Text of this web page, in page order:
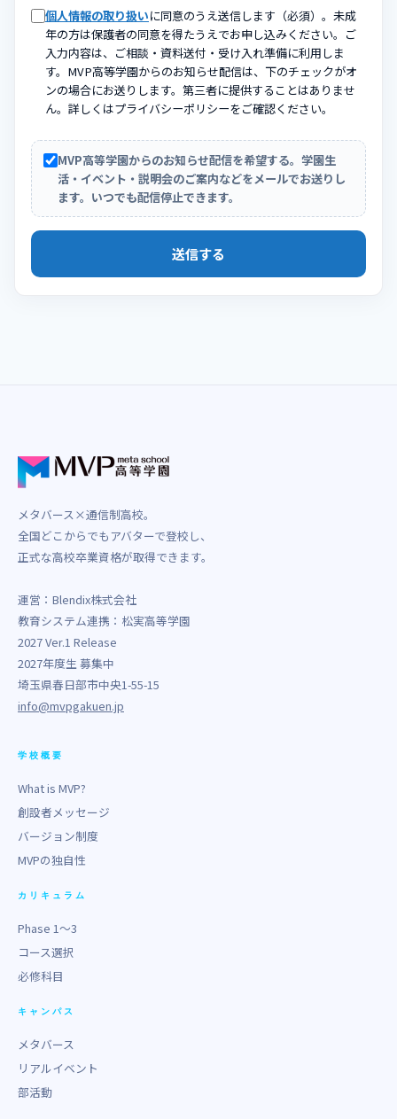
個人情報の取り扱いに同意のうえ送信します（必須）。未成
年の方は保護者の同意を得たうえでお申し込みください。ご
入力内容は、ご相談・資料送付・受け入れ準備に利用しま
す。MVP高等学園からのお知らせ配信は、下のチェックがオ
ンの場合にお送りします。第三者に提供することはありませ
ん。詳しくはプライバシーポリシーをご確認ください。
MVP高等学園からのお知らせ配信を希望する。学園生
活・イベント・説明会のご案内などをメールでお送りし
ます。いつでも配信停止できます。
送信する
メタバース×通信制高校。
全国どこからでもアバターで登校し、
正式な高校卒業資格が取得できます。
運営：Blendix株式会社
教育システム連携：松実高等学園
2027 Ver.1 Release
2027年度生 募集中
埼玉県春日部市中央1-55-15
info@mvpgakuen.jp
学校概要
What is MVP?
創設者メッセージ
バージョン制度
MVPの独自性
カリキュラム
Phase 1〜3
コース選択
必修科目
キャンパス
メタバース
リアルイベント
部活動